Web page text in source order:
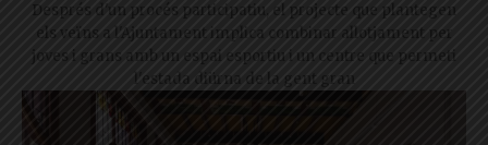
Després d'un procés participatiu, el projecte que plantegen
els veïns a l'Ajuntament implica combinar allotjament per
joves i grans amb un espai esportiu i un centre que permeti
l'estada diürna de la gent gran